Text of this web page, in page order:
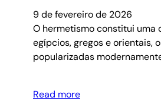
9 de fevereiro de 2026
O hermetismo constitui uma
egípcios, gregos e orientais,
popularizadas
Read more